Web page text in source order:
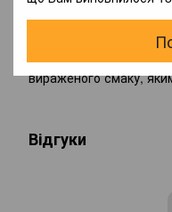
Дегустатори
сигару. Хорошу
арманьяк, молодий
сигара вимагає
вираженого смаку,
Відгуки